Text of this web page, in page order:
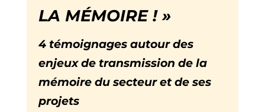
LA MÉMOIRE ! »
4 témoignages autour des
enjeux de transmission de la
mémoire du secteur et de ses
projets